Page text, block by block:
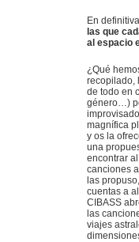
En
las que
al espacio
¿Qué
recopilado,
de todo en
género…)
magnífica
y os la
una
encontrar
canciones
las
cuentas a
CIBASS
las
viajes